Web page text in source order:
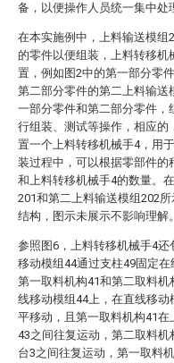
备，以便操作人员统一集中处
在本实施例中，上料输送模组
的零件以便组装，上料转移
置，例如图2中的第一部分零
第二部分零件的第二上料输送
一部分零件和第二部分零件，
行组装、测试等操作，相应的
置一个上料转移机械手4，用
装过程中，可以根据零部件的
和上料转移机械手4的数量。
201和第二上料输送模组202
结构，图示未展示不影响理解。
参照图6，上料转移机械手4
移动模组44通过支柱49固定在
第一取料机构41和第二取料
线移动模组44上，在直线移
平移动，且第一取料机构41
43之间往复运动，第二取料
台3之间往复运动，第一取料